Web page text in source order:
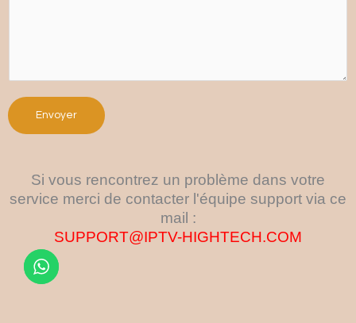
Envoyer
Si vous rencontrez un problème dans votre
service merci de contacter l'équipe support via ce
mail :
SUPPORT@IPTV-HIGHTECH.COM